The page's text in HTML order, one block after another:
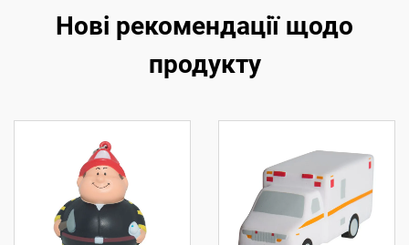
Нові рекомендації щодо
продукту